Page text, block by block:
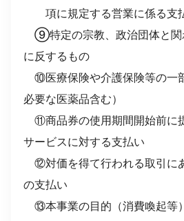
項に規定する営業に係る支
⑨特定の宗教、政治団体と関
に反するもの
⑩医療保険や介護保険等の一
必要な医薬品含む）
⑪商品券の使用期間開始前に
サービスに対する支払い
⑫対価を得て行われる取引に
の支払い
⑬本事業の目的（消費喚起等